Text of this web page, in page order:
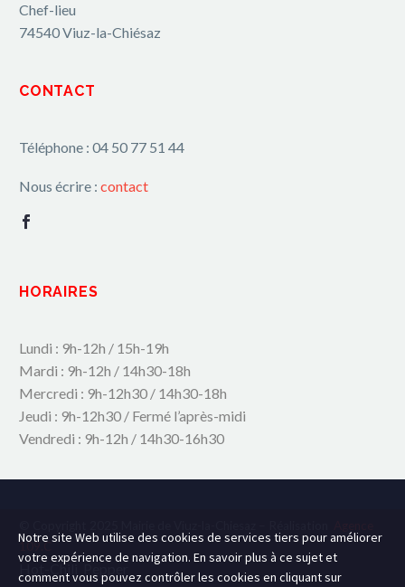
Chef-lieu
74540 Viuz-la-Chiésaz
CONTACT
Téléphone : 04 50 77 51 44
Nous écrire : contact
HORAIRES
Lundi : 9h-12h / 15h-19h
Mardi : 9h-12h / 14h30-18h
Mercredi : 9h-12h30 / 14h30-18h
Jeudi : 9h-12h30 / Fermé l’après-midi
Vendredi : 9h-12h / 14h30-16h30
109.C
Hot-Chili_Pepper
Notre site Web utilise des cookies de services tiers pour améliorer
votre expérience de navigation. En savoir plus à ce sujet et
comment vous pouvez contrôler les cookies en cliquant sur